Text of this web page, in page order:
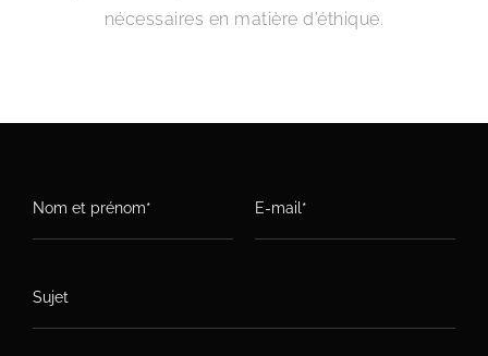
nécessaires en matière d’éthique.